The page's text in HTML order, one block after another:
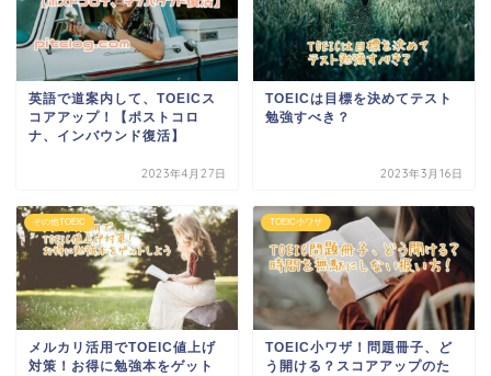
英語で道案内して、TOEICス
コアアップ！【ポストコロ
ナ、インバウンド復活】
2023年4月27日
TOEICは目標を決めてテスト
勉強すべき？
2023年3月16日
その他TOEIC
メルカリ活用でTOEIC値上げ
対策！お得に勉強本をゲット
TOEIC小ワザ
TOEIC小ワザ！問題冊子、ど
う開ける？スコアアップのた